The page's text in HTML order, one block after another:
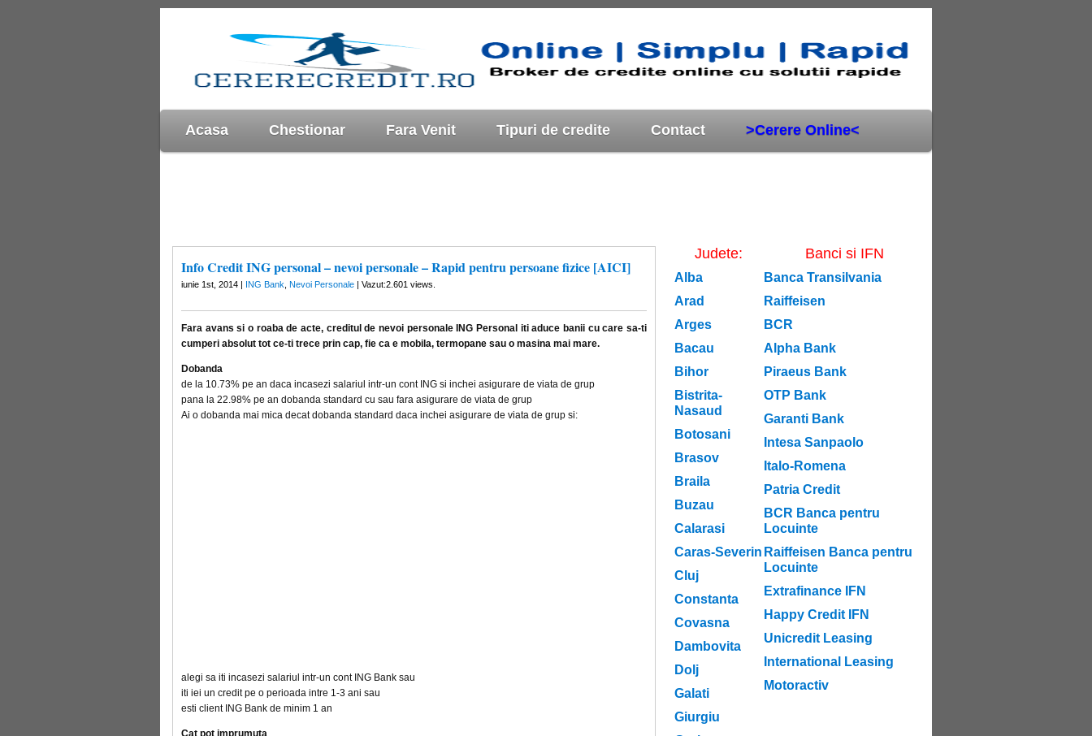
Acasa Chestionar Fara Venit Tipuri de credite Contact >Cerere Online<
Info Credit ING personal – nevoi personale – Rapid pentru persoane fizice [AICI]
iunie 1st, 2014 | ING Bank Nevoi Personale | Vazut:2.601 views.
Fara avans si o roaba de acte, creditul de nevoi personale ING Personal iti aduce banii cu care sa-ti
cumperi absolut tot ce-ti trece prin cap, fie ca e mobila, termopane sau o masina mai mare.
Dobanda
de la 10.73% pe an daca incasezi salariul intr-un cont ING si inchei asigurare de viata de grup
pana la 22.98% pe an dobanda standard cu sau fara asigurare de viata de grup
Ai o dobanda mai mica decat dobanda standard daca inchei asigurare de viata de grup si:
alegi sa iti incasezi salariul intr-un cont ING Bank sau
iti iei un credit pe o perioada intre 1-3 ani sau
esti client ING Bank de minim 1 an
Cat pot imprumuta
Judete:
Alba
Arad
Arges
Bacau
Bihor
Bistrita-
Nasaud
Botosani
Brasov
Braila
Buzau
Calarasi
Caras-Severin
Cluj
Constanta
Covasna
Dambovita
Dolj
Galati
Giurgiu
Banci si IFN
Banca Transilvania
Raiffeisen
BCR
Alpha Bank
Piraeus Bank
OTP Bank
Garanti Bank
Intesa Sanpaolo
Italo-Romena
Patria Credit
BCR Banca pentru
Locuinte
Raiffeisen Banca pentru
Locuinte
Extrafinance IFN
Happy Credit IFN
Unicredit Leasing
International Leasing
Motoractiv